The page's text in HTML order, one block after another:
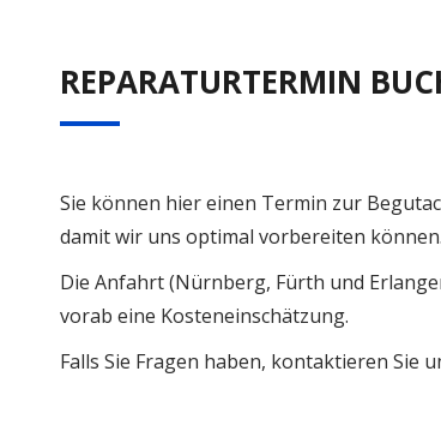
REPARATURTERMIN
Sie können hier einen Termin zur
damit wir uns optimal vorbereiten können.
Die Anfahrt (Nürnberg, Fürth und
vorab eine Kosteneinschätzung.
Falls Sie Fragen haben, kontaktieren Sie